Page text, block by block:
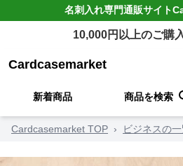
名刺入れ専門通販サイト
10,000円以上のご購
Cardcasemarket
新着商品 商品を検索
Cardcasemarket TOP › ビジネスの一